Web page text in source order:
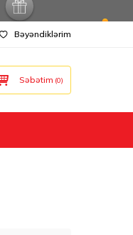
Bəyəndiklərim
Səbətim (0)